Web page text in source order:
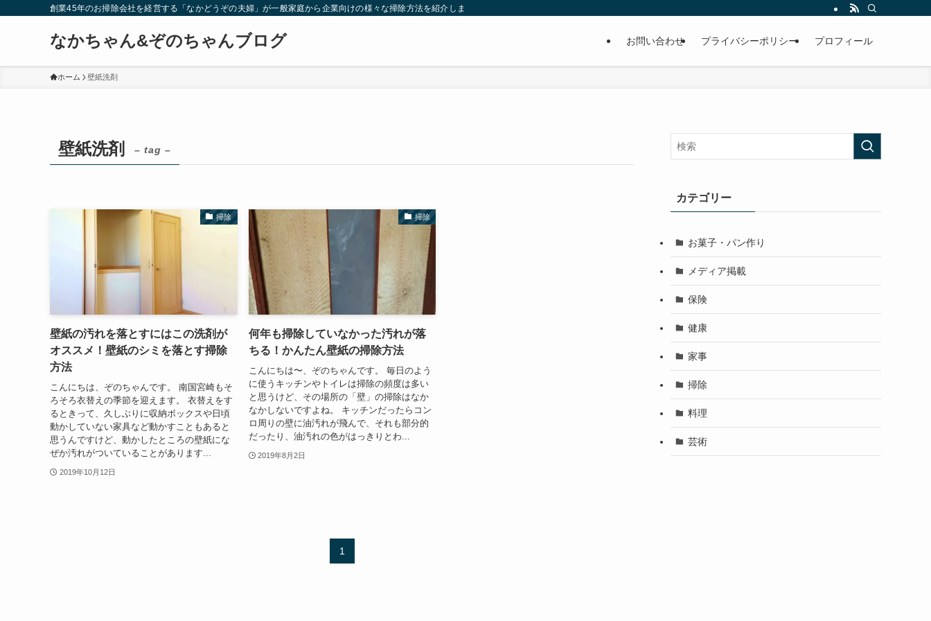
創業45年のお掃除会社を経営する「なかどうぞの夫婦」が一般家庭から企業向けの様々な掃除方法を紹介します。たった数分で終わる掃除方法、長年積み重なった汚れの落とし方、きれいを長く維持するコツなど必見です！
なかちゃん&ぞのちゃんブログ お問い合わせ プライバシーポリシー プロフィール
ホーム 壁紙洗剤
壁紙洗剤 – tag –
掃除
壁紙の汚れを落とすにはこの洗剤が
オススメ！壁紙のシミを落とす掃除
方法
こんにちは、ぞのちゃんです。 南国宮崎もそ
ろそろ衣替えの季節を迎えます。 衣替えをす
るときって、久しぶりに収納ボックスや日頃
動かしていない家具など動かすこともあると
思うんですけど、動かしたところの壁紙にな
ぜか汚れがついていることがあります...
2019年10月12日
掃除
何年も掃除していなかった汚れが落
ちる！かんたん壁紙の掃除方法
こんにちは〜、ぞのちゃんです。 毎日のよう
に使うキッチンやトイレは掃除の頻度は多い
と思うけど、その場所の「壁」の掃除はなか
なかしないですよね。 キッチンだったらコン
ロ周りの壁に油汚れが飛んで、それも部分的
だったり、油汚れの色がはっきりとわ...
2019年8月2日
1
カテゴリー
お菓子・パン作り
メディア掲載
保険
健康
家事
掃除
料理
芸術